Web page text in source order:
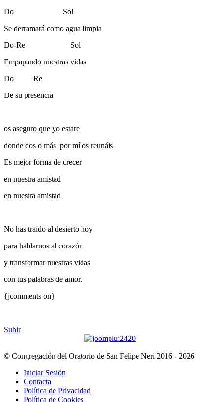
Do Sol
Se derramará como agua limpia
Do-Re Sol
Empapando nuestras vidas
Do Re
De su presencia
os aseguro que yo estare
donde dos o más por mí os reunáis
Es mejor forma de crecer
en nuestra amistad
en nuestra amistad
No has traído al desierto hoy
para hablarnos al corazón
y transformar nuestras vidas
con tus palabras de amor.
{jcomments on}
Subir
© Congregación del Oratorio de San Felipe Neri 2016 - 2026
Iniciar Sesión
Contacta
Política de Privacidad
Política de Cookies